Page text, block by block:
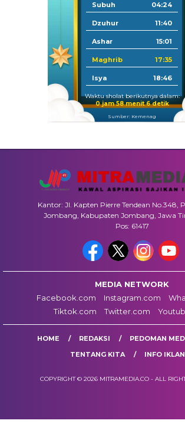
Subuh 04:24
Dzuhur 11:40
Ashar 15:01
Maghrib 17:35
Isya 18:46
Waktu sholat berikutnya dalam:
0 jam 58 menit 4 detik
Sumber: Kemenag
Kantor: Jl. Kapten Pierre Tendean No.348,
Jombang, Kabupaten Jombang, Jawa
Pos: 61417
MEDIA NETWORK
Facebook.com
Instagram.com
Tiktok.com
Twitter.com
HOME REDAKSI
PEDOMAN
TENTANG KITA
INFO IKLAN
COPYRIGHT © 2026 MITRAMEDIA.CO - ALL